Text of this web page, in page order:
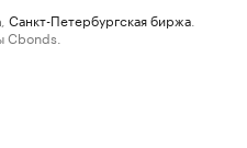
Санкт-Петербургская биржа
Cbonds.